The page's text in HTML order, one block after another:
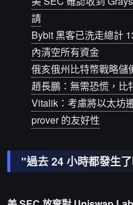
請
Bybit 黑客已洗走總計
內清空所有資金
俄亥俄州比特幣戰略儲
趙長鵬：無需恐慌，比
Vitalik：考慮將以太坊
prover 的友好性
"過去 24 小時都發生